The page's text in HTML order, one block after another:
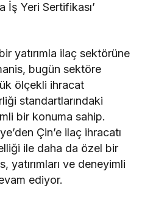
İş Yeri Sertifikası’
yatırımla ilaç sektörüne
bugün sektöre
ölçekli ihracat
standartlarındaki
bir konuma sahip.
Çin’e ilaç ihracatı
ile daha da özel bir
yatırımları ve deneyimli
ediyor.